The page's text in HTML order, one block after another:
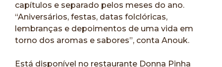
capítulos e separado pelos meses do ano.
“Aniversários, festas, datas folclóricas,
lembranças e depoimentos de uma vida em
torno dos aromas e sabores”, conta Anouk.
Está disponível no restaurante Donna Pinha